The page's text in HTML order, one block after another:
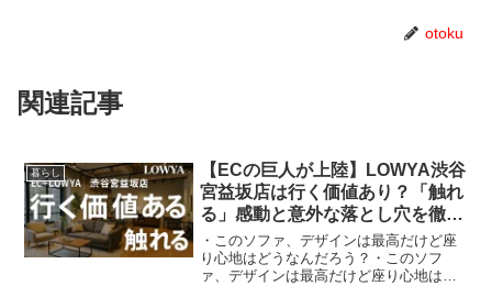
otoku
関連記事
暮らし
【ECの巨人が上陸】LOWYA渋谷
宮益坂店は行く価値あり？「触れ
る」感動と意外な落とし穴を徹底
レポ
・このソファ、デザインは最高だけど座
り心地はどうなんだろう？・このソフ
ァ、デザインは最高だけど座り心地はど